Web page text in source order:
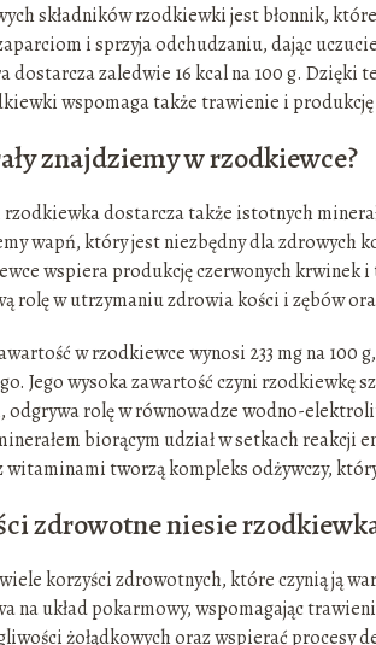
składników rzodkiewki jest błonnik,
i sprzyja odchudzaniu, dając
zaledwie 16 kcal na 100 g. Dzięki
wspomaga także trawienie i produkcję
znajdziemy w rzodkiewce?
dostarcza także istotnych
wapń, który jest niezbędny dla zdrowych
wspiera produkcję czerwonych krwinek
rolę w utrzymaniu zdrowia kości i zębów
w rzodkiewce wynosi 233 mg na
Jego wysoka zawartość czyni rzodkiewkę
rolę w równowadze wodno-
biorącym udział w setkach reakcji
witaminami tworzą kompleks odżywczy,
zdrowotne niesie
korzyści zdrowotnych, które czynią ją
na układ pokarmowy, wspomagając
żołądkowych oraz wspierać procesy